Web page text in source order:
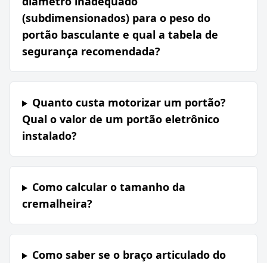
(subdimensionados) para o peso do
portão basculante e qual a tabela de
segurança recomendada?
Quanto custa motorizar um portão?
Qual o valor de um portão eletrônico
instalado?
Como calcular o tamanho da
cremalheira?
Como saber se o braço articulado do